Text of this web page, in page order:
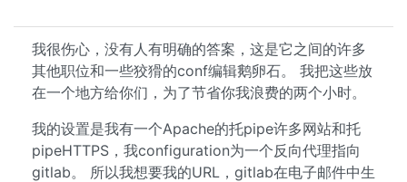
我很伤心，没有人有明确的答案，这是它之间的许多
其他职位和一些狡猾的conf编辑鹅卵石。 我把这些放
在一个地方给你们，为了节省你我浪费的两个小时。
我的设置是我有一个Apache的托pipe许多网站和托
pipeHTTPS，我configuration为一个反向代理指向
gitlab。 所以我想要我的URL，gitlab在电子邮件中生